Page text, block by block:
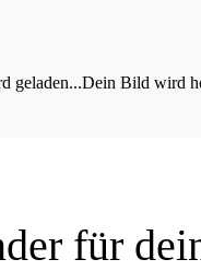
geladen...Dein Bild wird
für